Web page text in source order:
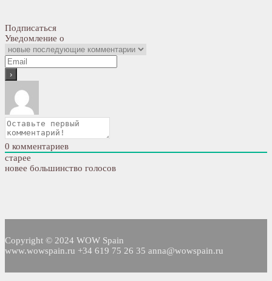
Подписаться
Уведомление о
0 комментариев
старее
новее большинство голосов
Copyright © 2024 WOW Spain
www.wowspain.ru +34 619 75 26 35 anna@wowspain.ru